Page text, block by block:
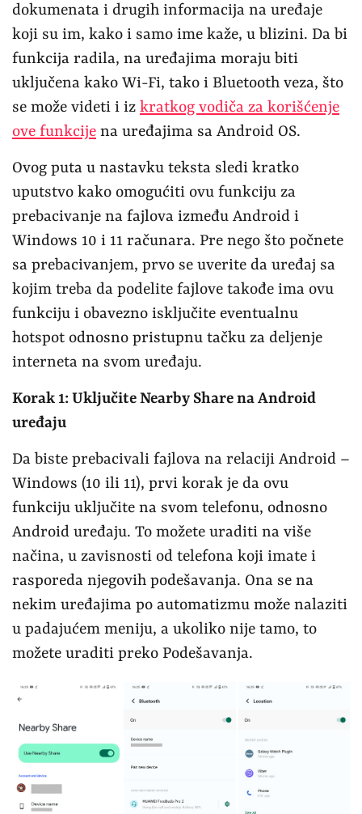
dokumenata i drugih informacija na uređaje
koji su im, kako i samo ime kaže, u blizini. Da bi
funkcija radila, na uređajima moraju biti
uključena kako Wi-Fi, tako i Bluetooth veza, što
se može videti i iz kratkog vodiča za korišćenje
ove funkcije na uređajima sa Android OS.
Ovog puta u nastavku teksta sledi kratko
uputstvo kako omogućiti ovu funkciju za
prebacivanje na fajlova između Android i
Windows 10 i 11 računara. Pre nego što počnete
sa prebacivanjem, prvo se uverite da uređaj sa
kojim treba da podelite fajlove takođe ima ovu
funkciju i obavezno isključite eventualnu
hotspot odnosno pristupnu tačku za deljenje
interneta na svom uređaju.
Korak 1: Uključite Nearby Share na Android
uređaju
Da biste prebacivali fajlova na relaciji Android –
Windows (10 ili 11), prvi korak je da ovu
funkciju uključite na svom telefonu, odnosno
Android uređaju. To možete uraditi na više
načina, u zavisnosti od telefona koji imate i
rasporeda njegovih podešavanja. Ona se na
nekim uređajima po automatizmu može nalaziti
u padajućem meniju, a ukoliko nije tamo, to
možete uraditi preko Podešavanja.